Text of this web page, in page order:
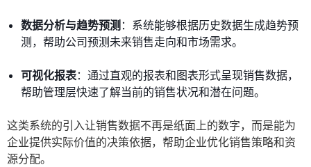
数据分析与趋势预测 ：系统能够根据历史数据生成趋势预
测，帮助公司预测未来销售走向和市场需求。
可视化报表：通过直观的报表和图表形式呈现销售数据，
帮助管理层快速了解当前的销售状况和潜在问题。
这类系统的引入让销售数据不再是纸面上的数字，而是能为
企业提供实际价值的决策依据，帮助企业优化销售策略和资
源分配。